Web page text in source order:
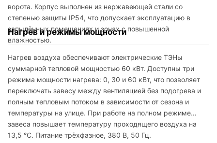
ворота. Корпус выполнен из нержавеющей стали со
степенью защиты IP54, что допускает эксплуатацию в
запылённых помещениях и зонах с повышенной
влажностью.
Нагрев и режимы мощности
Нагрев воздуха обеспечивают электрические ТЭНы
суммарной тепловой мощностью 60 кВт. Доступны три
режима мощности нагрева: 0, 30 и 60 кВт, что позволяет
переключать завесу между вентиляцией без подогрева и
полным тепловым потоком в зависимости от сезона и
температуры на улице. При работе на полном режиме
завеса повышает температуру проходящего воздуха на
13,5 °C. Питание трёхфазное, 380 В, 50 Гц.